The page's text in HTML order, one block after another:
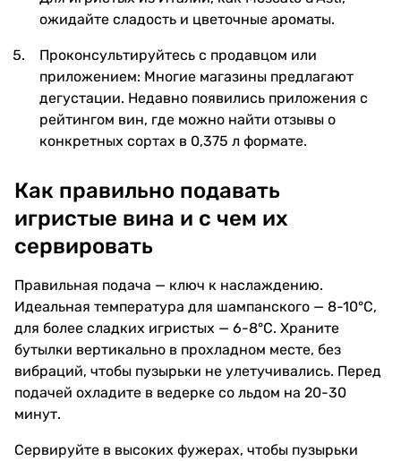
ожидайте сладость и цветочные ароматы.
Проконсультируйтесь с продавцом или
приложением: Многие магазины предлагают
дегустации. Недавно появились приложения с
рейтингом вин, где можно найти отзывы о
конкретных сортах в 0,375 л формате.
Как правильно подавать
игристые вина и с чем их
сервировать
Правильная подача — ключ к наслаждению.
Идеальная температура для шампанского — 8-10°C,
для более сладких игристых — 6-8°C. Храните
бутылки вертикально в прохладном месте, без
вибраций, чтобы пузырьки не улетучивались. Перед
подачей охладите в ведерке со льдом на 20-30
минут.
Сервируйте в высоких фужерах, чтобы пузырьки